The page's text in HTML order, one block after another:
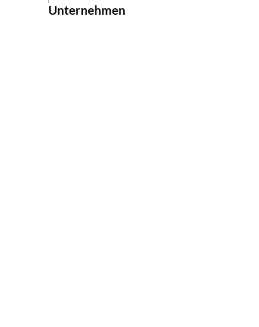
Unternehmen